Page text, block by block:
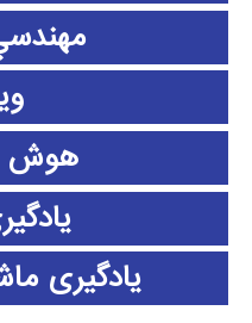
هوش
یادگیری